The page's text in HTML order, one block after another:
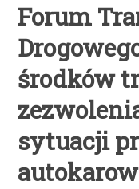
Forum
środków
sytuacji